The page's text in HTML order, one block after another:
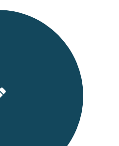
안내